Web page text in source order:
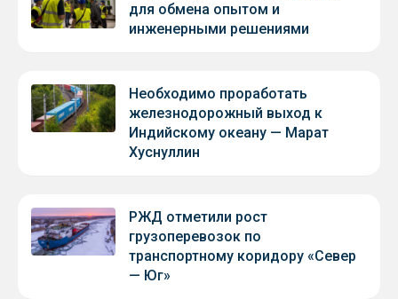
для обмена опытом и
инженерными решениями
Необходимо проработать
железнодорожный выход к
Индийскому океану — Марат
Хуснуллин
РЖД отметили рост
грузоперевозок по
транспортному коридору «Север
— Юг»